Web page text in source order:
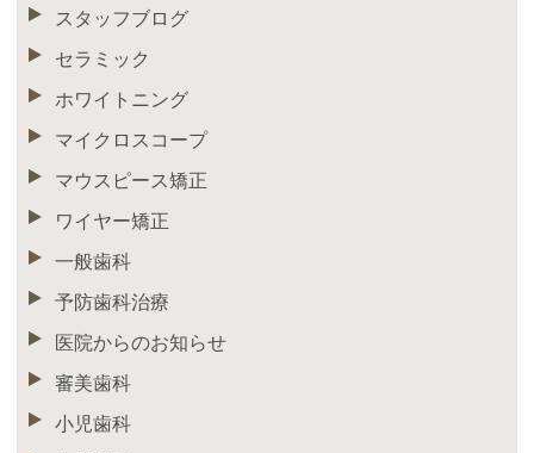
スタッフブログ
セラミック
ホワイトニング
マイクロスコープ
マウスピース矯正
ワイヤー矯正
一般歯科
予防歯科治療
医院からのお知らせ
審美歯科
小児歯科